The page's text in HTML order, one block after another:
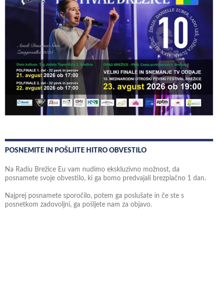
POSNEMITE IN POŠLJITE HITRO OBVESTILO
Na Radiu Brežice Eu vam nudimo ekskluzivno možnost, da
posnamete svoje obvestilo, ki ga bomo predvajali brezplačno 1 dan.
Najprej posnamete sporočilo, potem ga poslušate in če ste s
posnetkom zadovoljni, ga pošljete nam za objavo.